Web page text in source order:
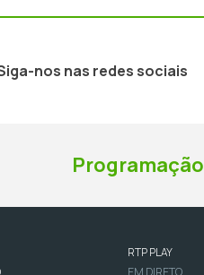
nos nas redes sociais
Programação
RTP PLAY
EM DIRETO